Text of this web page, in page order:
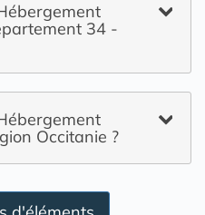
34 -
Occitanie ?